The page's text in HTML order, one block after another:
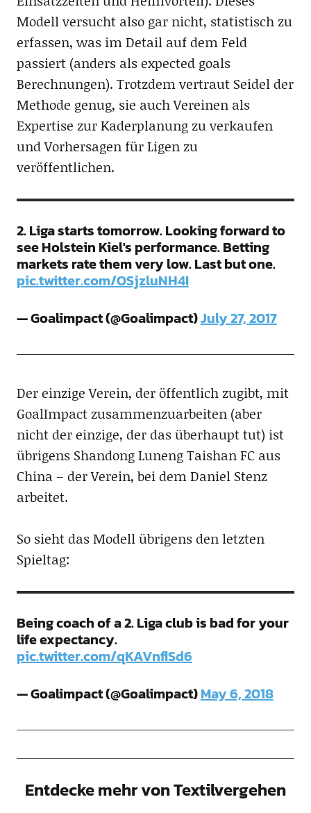
Modell versucht also gar nicht, statistisch zu
erfassen, was im Detail auf dem Feld
passiert (anders als expected goals
Berechnungen). Trotzdem vertraut Seidel der
Methode genug, sie auch Vereinen als
Expertise zur Kaderplanung zu verkaufen
und Vorhersagen für Ligen zu
veröffentlichen.
2. Liga starts tomorrow. Looking forward to
see Holstein Kiel's performance. Betting
markets rate them very low. Last but one.
pic.twitter.com/OSjzluNH4I
— Goalimpact (@Goalimpact)July 27, 2017
Der einzige Verein, der öffentlich zugibt, mit
GoalImpact zusammenzuarbeiten (aber
nicht der einzige, der das überhaupt tut) ist
übrigens Shandong Luneng Taishan FC aus
China – der Verein, bei dem Daniel Stenz
arbeitet.
So sieht das Modell übrigens den letzten
Spieltag:
Being coach of a 2. Liga club is bad for your
life expectancy.
pic.twitter.com/qKAVnflSd6
— Goalimpact (@Goalimpact)May 6, 2018
Entdecke mehr von Textilvergehen